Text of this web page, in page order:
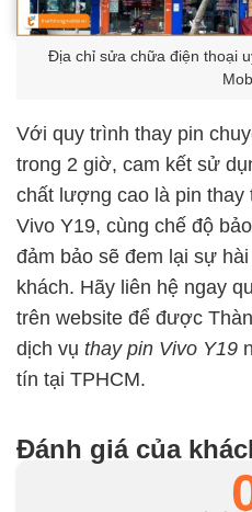
Địa chỉ sửa chữa điện thoại
Với quy trình thay pin
trong 2 giờ, cam kết sử
chất lượng cao là pin
Vivo Y19, cùng chế độ
đảm bảo sẽ đem lại sự
khách. Hãy liên hệ ngay
trên website để được
dịch vụ thay pin Vivo Y19
tín tại TPHCM.
Đánh giá của